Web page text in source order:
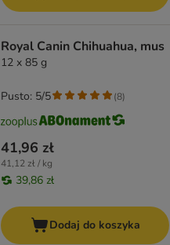
Royal Canin Chihuahua, mus
12 x 85 g
41,96 zł
41,12 zł / kg
39,86 zł
Pusto: 5/5 (8)
Dodaj do koszyka